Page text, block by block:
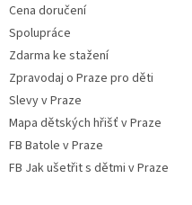
Cena doručení
Spolupráce
Zdarma ke stažení
Zpravodaj o Praze pro děti
Slevy v Praze
Mapa dětských hřišť v Praze
FB Batole v Praze
FB Jak ušetřit s dětmi v Praze